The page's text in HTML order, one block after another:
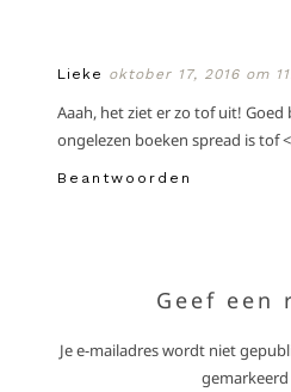
Lieke oktober 17, 2016 om
Aaah, het ziet er zo tof uit! Goed
ongelezen boeken spread is tof
Beantwoorden
Geef een
Je e-mailadres wordt niet